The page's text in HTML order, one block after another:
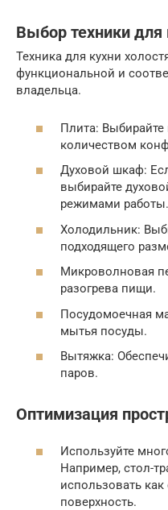
Выбор техники для
Техника для кухни
функциональной и
владельца.
Плита:
количеством
Духовой шкаф:
выбирайте
режимами работы.
Холодильник:
подходящего
Микроволновая
разогрева пищи.
Посудомоечная
мытья посуды.
Вытяжка:
паров.
Оптимизация
Используйте
Например, стол-
использовать
поверхность.